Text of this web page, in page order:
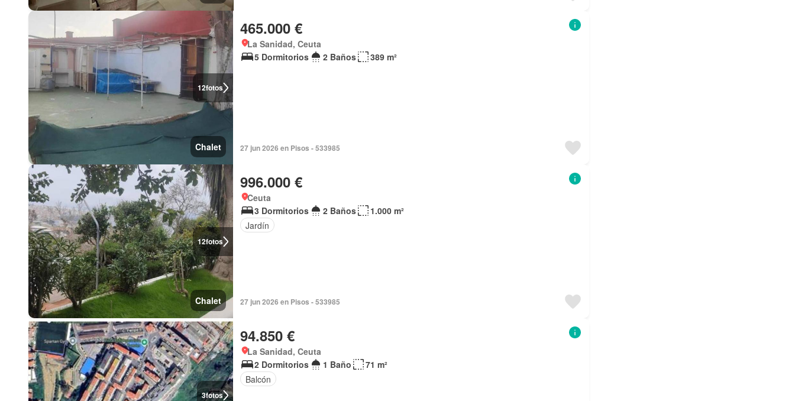
12fotos
Chalet
465.000 €
La Sanidad, Ceuta
5 Dormitorios
2 Baños 389 m²
27 jun 2026 en Pisos - 533985
12fotos
Chalet
996.000 €
Ceuta
3 Dormitorios
2 Baños
1.000 m²
Jardín
27 jun 2026 en Pisos - 533985
3fotos
94.850 €
La Sanidad, Ceuta
2 Dormitorios
1 Baño
71 m²
Balcón